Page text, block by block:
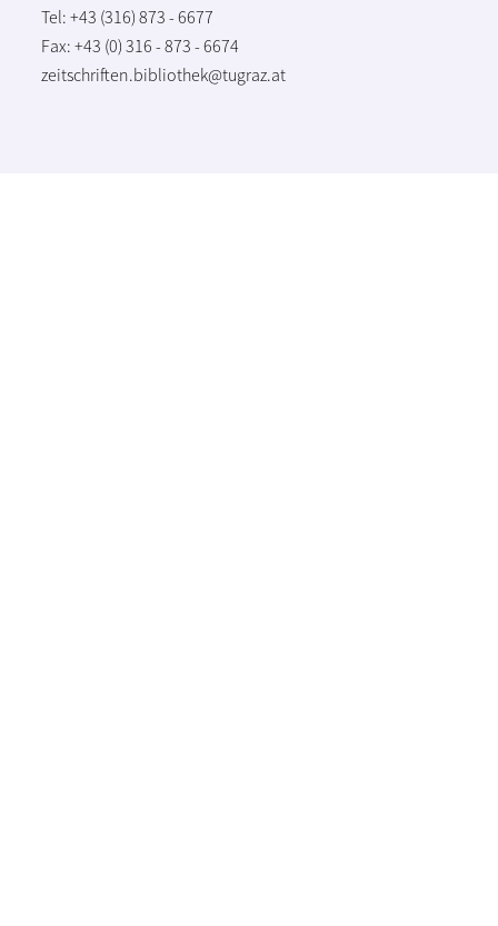
Tel: +43 (316) 873 - 6677
Fax: +43 (0) 316 - 873 - 6674
zeitschriften.bibliothek@tugraz.at